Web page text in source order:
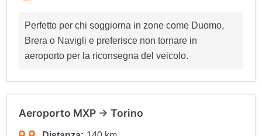
Perfetto per chi soggiorna in zone come Duomo,
Brera o Navigli e preferisce non tornare in
aeroporto per la riconsegna del veicolo.
Aeroporto MXP → Torino